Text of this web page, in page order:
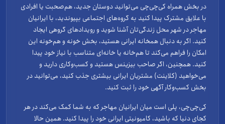
در بخش همراه کی‌چی‌چی می‌توانید دوستان جدید، هم‌صحبت یا افرادی
با علایق مشترک پیدا کنید به گروه‌های اجتماعی بپیوندید، با ایرانیان
مهاجر در شهر محل زندگی‌تان آشنا شوید و رویدادهای گروهی ایجاد
کنید. اگر به دنبال همخانه ایرانی هستید، بخش خونه و هم‌خونه این
امکان را فراهم می‌کند تا هم‌خانه یا خانه‌ای متناسب با نیاز خود پیدا
کنید. همچنین، اگر صاحب بیزینس هستید و کسب‌وکاری دارید و
می‌خواهید (کلاینت) مشتریان ایرانی بیشتری جذب کنید، می‌توانید در
بخش کسب‌وکار آگهی خود را ثبت کنید.
کی‌چی‌چی، پلی است میان ایرانیان مهاجر که به شما کمک می‌کند در هر
کجای دنیا که باشید، کامیونیتی ایرانی خود را پیدا کنید. همین حالا